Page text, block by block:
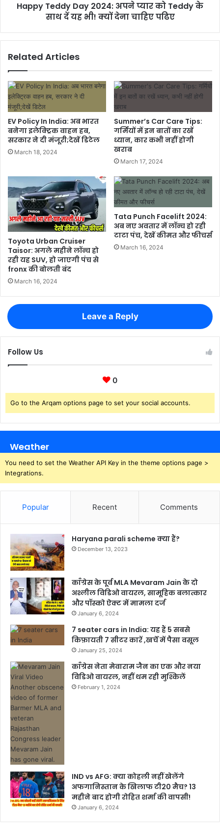
Happy Teddy Day 2024: अपने प्यार को Teddy के
साथ दें यह भी! क्यों देना चाहिए पढिए
Related Articles
EV Policy In India: अब भारत
बनेगा इलेक्ट्रिक वाहन हब,
सरकार ने दी मंजूरी;देखें डिटेल
March 18, 2024
Summer’s Car Care Tips:
गर्मियों में इन बातों का रखें
ध्यान, कार कभी नहीं होगी
खराब
March 17, 2024
Toyota Urban Cruiser
Taisor: अगले महीने लॉन्च हो
रही यह SUV, हो जाएगी पंच से
fronx की बोलती बंद
March 16, 2024
Tata Punch Facelift 2024:
अब नए अवतार में लॉन्च हो रही
टाटा पंच, देखें कीमत और फीचर्स
March 16, 2024
Leave a Reply
Follow Us
0
Go to the Arqam options page to set your social accounts.
Weather
You need to set the Weather API Key in the theme options page >
Integrations.
Popular Recent Comments
Haryana parali scheme क्या हैं?
December 13, 2023
काँग्रेस के पूर्व MLA Mevaram Jain के दो
अश्लील विडिओ वायरल, सामूहिक बलात्कार
और पॉस्को ऐक्ट में मामला दर्ज
January 6, 2024
7 seater cars in India: यह हैं 5 सबसे
किफ़ायती 7 सीटर कारें ,खर्चें में पैसा वसूल
January 25, 2024
काँग्रेस नेता मेवाराम जैन का एक और नया
विडिओ वायरल, नहीं थम रही मुश्किलें
February 1, 2024
IND vs AFG: क्या कोहली नहीं खेलेंगे
अफगानिस्तान के खिलाफ टी20 मैच? 13
महीने बाद होगी रोहित शर्मा की वापसी!
January 6, 2024